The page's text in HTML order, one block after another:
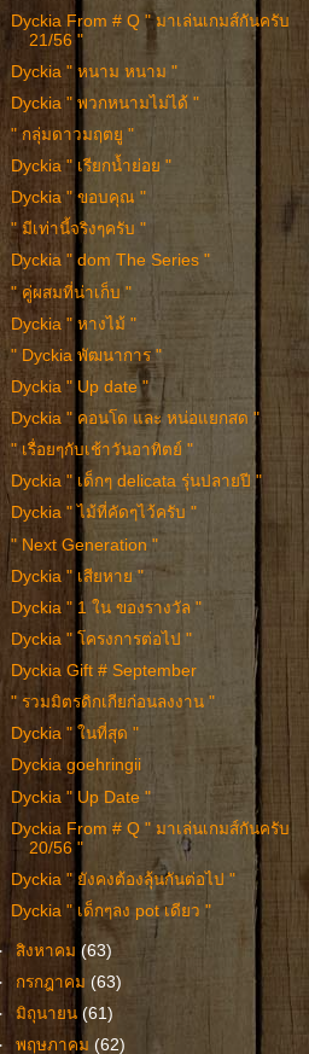
Dyckia From # Q " มาเล่นเกมส์กันครับ
21/56 "
Dyckia " หนาม หนาม "
Dyckia " พวกหนามไม่ได้ "
" กลุ่มดาวมฤตยู "
Dyckia " เรียกน้ำย่อย "
Dyckia " ขอบคุณ "
" มีเท่านี้จริงๆครับ "
Dyckia " dom The Series "
" คู่ผสมที่น่าเก็บ "
Dyckia " หางไม้ "
" Dyckia พัฒนาการ "
Dyckia " Up date "
Dyckia " คอนโด และ หน่อแยกสด "
" เรื่อยๆกับเช้าวันอาทิตย์ "
Dyckia " เด็กๆ delicata รุ่นปลายปี "
Dyckia " ไม้ที่คัดๆไว้ครับ "
" Next Generation "
Dyckia " เสียหาย "
Dyckia " 1 ใน ของรางวัล "
Dyckia " โครงการต่อไป "
Dyckia Gift # September
" รวมมิตรดิกเกียก่อนลงงาน "
Dyckia " ในที่สุด "
Dyckia goehringii
Dyckia " Up Date "
Dyckia From # Q " มาเล่นเกมส์กันครับ
20/56 "
Dyckia " ยังคงต้องลุ้นกันต่อไป "
Dyckia " เด็กๆลง pot เดียว "
สิงหาคม(63)
กรกฎาคม (63)
มิถุนายน(61)
พฤษภาคม(62)